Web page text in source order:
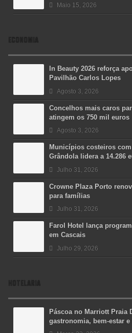
Maio 15, 2026
ECONOMIA
In Beauty 2026 reforça
Pavilhão Carlos Lopes
Agosto 3, 2026
Concelhos mais caros
atingem os 750 mil euros
Agosto 3, 2026
Municípios costeiros
Grândola lidera a 14.286
Julho 31, 2026
Crowne Plaza Porto
para famílias
Julho 31, 2026
Farol Hotel lança
em Cascais
Julho 29, 2026
HOTELARIA
Páscoa no Marriott Praia
gastronomia, bem-estar